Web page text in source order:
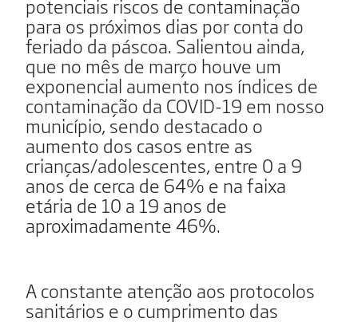
para os próximos dias por conta do
feriado da páscoa. Salientou ainda,
que no mês de março houve um
exponencial aumento nos índices de
contaminação da COVID-19 em nosso
município, sendo destacado o
aumento dos casos entre as
crianças/adolescentes, entre 0 a 9
anos de cerca de 64% e na faixa
etária de 10 a 19 anos de
aproximadamente 46%.
A constante atenção aos protocolos
sanitários e o cumprimento das